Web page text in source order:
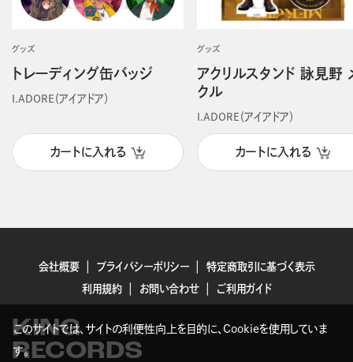
グッズ
トレーディング缶バッジ
I.ADORE（アイアドア）
カートに入れる
グッズ
アクリルスタンド 詠見野
クル
I.ADORE（アイアドア）
カートに入れる
会社概要 プライバシーポリシー
特定商取引に基づく表示
利用規約
お問い合わせ ご利用ガイド
KING
RECORDS
このサイトでは、サイトの利便性向上を目的に、Cookieを使用していま
す。